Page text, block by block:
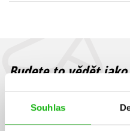
Souhlas
Budete to vědět
Zajímá Vás, jaký knižní hit právě
sleva, jaká běží soutěž o ceny?
souhlasíte